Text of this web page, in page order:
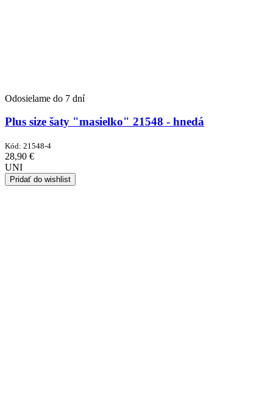
Odosielame do 7 dní
Plus size šaty "masielko" 21548 - hnedá
Kód: 21548-4
28,90 €
UNI
Pridať do wishlist